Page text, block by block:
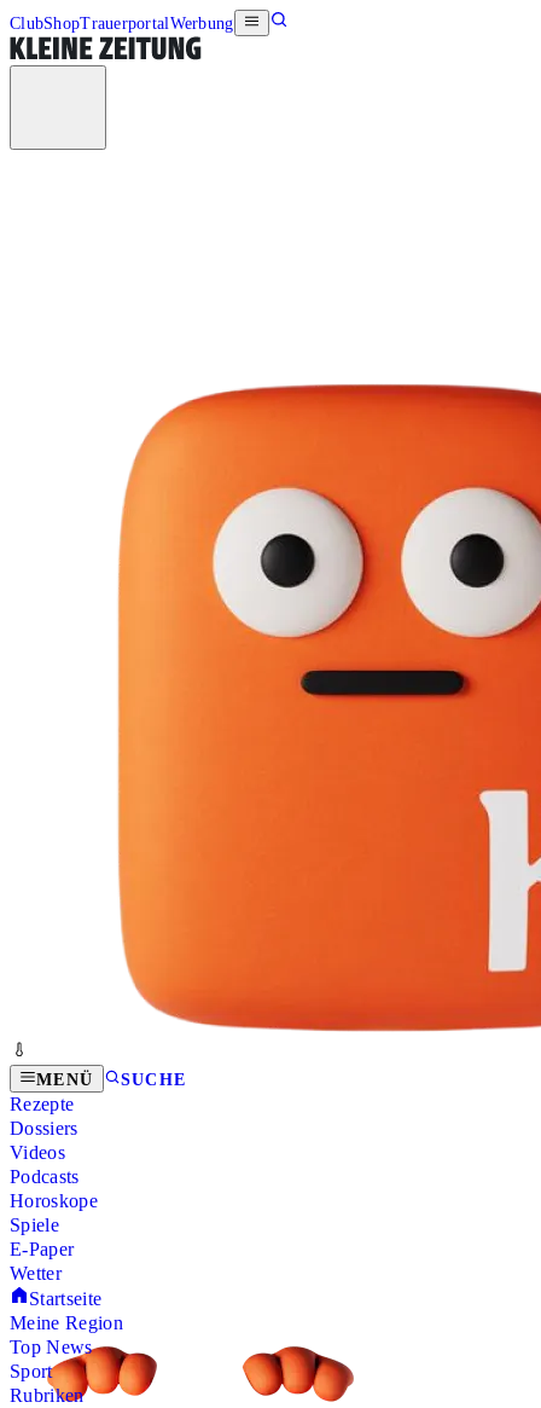
ClubShopTrauerportalWerbung
MENÜ SUCHE
Rezepte
Dossiers
Videos
Podcasts
Horoskope
Spiele
E-Paper
Wetter
Startseite
Meine Region
Top News
Sport
Rubriken